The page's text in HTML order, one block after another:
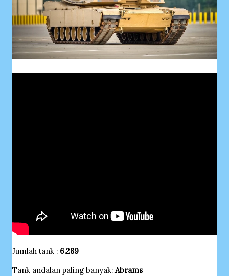
Jumlah tank : 6.289
Tank andalan paling banyak:Abrams